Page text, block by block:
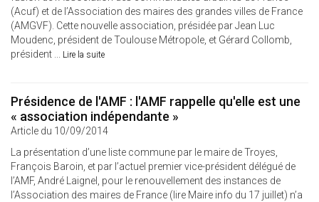
(Acuf) et de l’Association des maires des grandes villes de France
(AMGVF). Cette nouvelle association, présidée par Jean Luc
Moudenc, président de Toulouse Métropole, et Gérard Collomb,
président ... Lire la suite
Présidence de l'AMF : l'AMF rappelle qu'elle est une
« association indépendante »
Article du 10/09/2014
La présentation d’une liste commune par le maire de Troyes,
François Baroin, et par l’actuel premier vice-président délégué de
l’AMF, André Laignel, pour le renouvellement des instances de
l’Association des maires de France (lire Maire info du 17 juillet) n’a